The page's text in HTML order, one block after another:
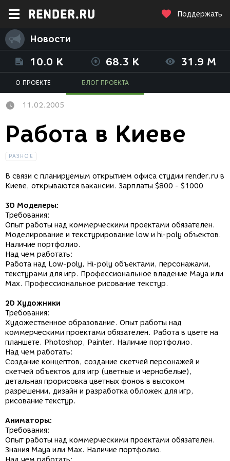
Поддержать
Новости
10.0 K 68.3 K 31.9 M
О ПРОЕКТЕ БЛОГ ПРОЕКТА
11.02.2005
Работа в Киеве
РАЗНОЕ
В связи с планируемым открытием офиса студии render.ru в
Киеве, открываются вакансии. Зарплаты $800 - $1000
3D Моделеры:
Требования:
Опыт работы над коммерческими проектами обязателен.
Моделирование и текстурирование low и hi-poly объектов.
Наличие портфолио.
Над чем работать:
Работа над Low-poly, Hi-poly объектами, персонажами,
текстурами для игр. Профессиональное владение Maya или
Max. Профессиональное рисование текстур.
2D Художники
Требования:
Художественное образование. Опыт работы над
коммерческими проектами обязателен. Работа в цвете на
планшете. Photoshop, Painter. Наличие портфолио.
Над чем работать:
Создание концептов, создание скетчей персонажей и
скетчей объектов для игр (цветные и чернобелые),
детальная прорисовка цветных фонов в высоком
разрешении, дизайн и разработка обложек для игр,
рисование текстур.
Аниматоры:
Требования:
Опыт работы над коммерческими проектами обязателен.
Знания Maya или Max. Наличие портфолио.